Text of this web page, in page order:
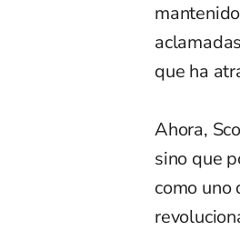
que ha
Ahora,
sino que
como